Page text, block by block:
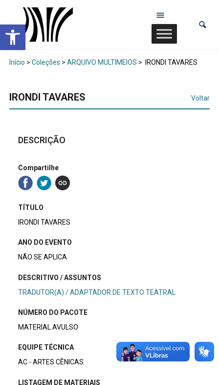
Abrir a barra de ferramentas
Início > Coleções > ARQUIVO MULTIMEIOS > IRONDI TAVARES
IRONDI TAVARES Voltar
DESCRIÇÃO
Compartilhe
TÍTULO
IRONDI TAVARES
ANO DO EVENTO
NÃO SE APLICA
DESCRITIVO / ASSUNTOS
TRADUTOR(A) / ADAPTADOR DE TEXTO TEATRAL
NÚMERO DO PACOTE
MATERIAL AVULSO
EQUIPE TÉCNICA
AC - ARTES CÊNICAS
LISTAGEM DE MATERIAIS